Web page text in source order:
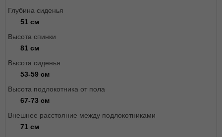
Глубина сиденья
51 см
Высота спинки
81 см
Высота сиденья
53-59 см
Высота подлокотника от пола
67-73 см
Внешнее расстояние между подлокотниками
71 см